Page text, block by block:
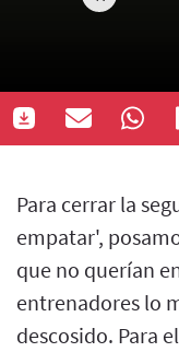
Para cerrar la
empatar',
que no querían
entrenadores lo
descosido. Para